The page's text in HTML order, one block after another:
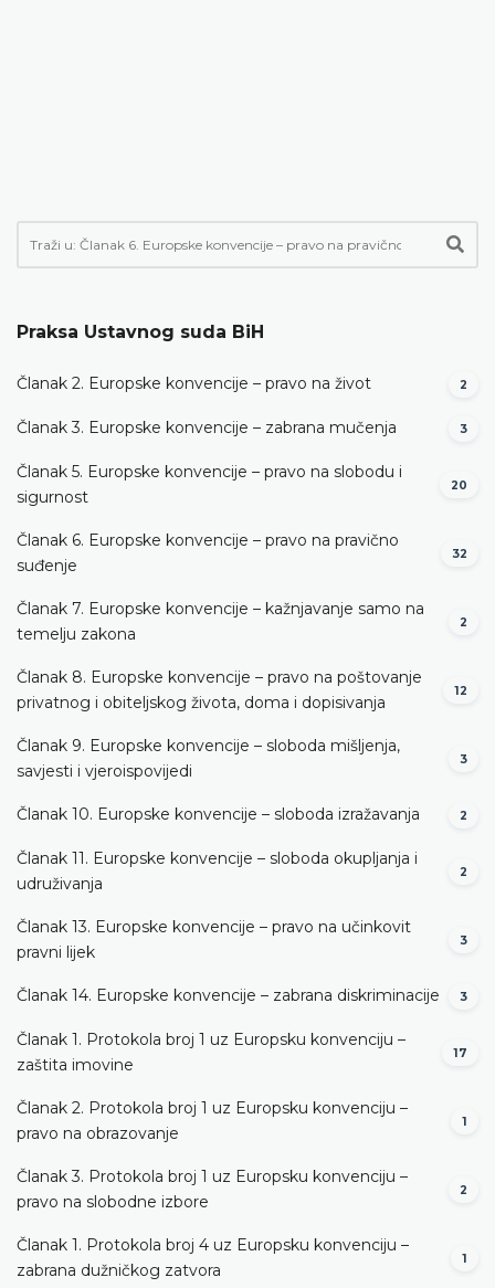
Praksa Ustavnog suda BiH
Članak 2. Europske konvencije – pravo na život 2
Članak 3. Europske konvencije – zabrana mučenja 3
Članak 5. Europske konvencije – pravo na slobodu i
sigurnost
20
Članak 6. Europske konvencije – pravo na pravično
suđenje
32
Članak 7. Europske konvencije – kažnjavanje samo na
temelju zakona
2
Članak 8. Europske konvencije – pravo na poštovanje
privatnog i obiteljskog života, doma i dopisivanja
12
Članak 9. Europske konvencije – sloboda mišljenja,
savjesti i vjeroispovijedi
3
Članak 10. Europske konvencije – sloboda izražavanja 2
Članak 11. Europske konvencije – sloboda okupljanja i
udruživanja
2
Članak 13. Europske konvencije – pravo na učinkovit
pravni lijek
3
Članak 14. Europske konvencije – zabrana diskriminacije 3
Članak 1. Protokola broj 1 uz Europsku konvenciju –
zaštita imovine
17
Članak 2. Protokola broj 1 uz Europsku konvenciju –
pravo na obrazovanje
1
Članak 3. Protokola broj 1 uz Europsku konvenciju –
pravo na slobodne izbore
2
Članak 1. Protokola broj 4 uz Europsku konvenciju –
zabrana dužničkog zatvora
1